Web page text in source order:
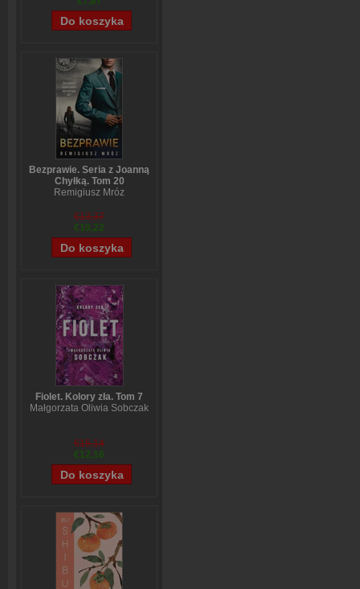
Bezprawie. Seria z Joanną
Chyłką. Tom 20
Remigiusz Mróz
€13,37
€10,22
Fiolet. Kolory zła. Tom 7
Małgorzata Oliwia Sobczak
€15,14
€12,16